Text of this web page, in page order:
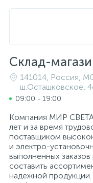
Склад-
141014, Россия,
ш.Осташковское,
09:00 - 19:00
Компания МИР СВЕТА
лет и за время
поставщиком
и электро-
выполненных
составить
надежной
Элементы и
Светильники
Светильники
Светильники уличные
Светодиодные ленты
Светодиодные
Принадлежности для
Противошумные
Рабочие рукавицы
Респираторы
Сварочные краги
Ножницы
Ножовки
Отпариватели
Перфораторы
Клеммные колодки
Кольцевые клеммы и
Коробки монтажные
Лампы
Лампы и лампочки